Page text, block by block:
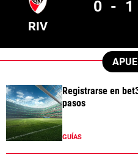
RIV
0 - 1
Registrarse en
pasos
GUÍAS